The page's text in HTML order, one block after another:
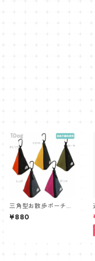
三角型お散歩ポーチW
ALKA HOLIC マナーポ
ーチ【iDOG】アウト
¥880